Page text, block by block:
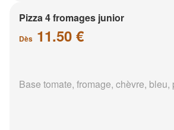
Pizza 4 fromages junior
Dès 11.50 €
Base tomate, fromage, chèvre, bleu,